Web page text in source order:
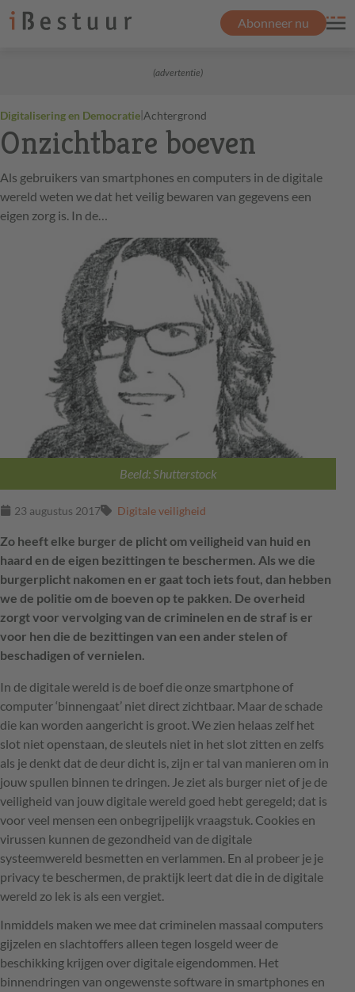
Abonneer nu
(advertentie)
Digitalisering en Democratie|Achtergrond
Onzichtbare boeven
Als gebruikers van smartphones en computers in de digitale
wereld weten we dat het veilig bewaren van gegevens een
eigen zorg is. In de…
Beeld: Shutterstock
23 augustus 2017 Digitale veiligheid
Zo heeft elke burger de plicht om veiligheid van huid en
haard en de eigen bezittingen te beschermen. Als we die
burgerplicht nakomen en er gaat toch iets fout, dan hebben
we de politie om de boeven op te pakken. De overheid
zorgt voor vervolging van de criminelen en de straf is er
voor hen die de bezittingen van een ander stelen of
beschadigen of vernielen.
In de digitale wereld is de boef die onze smartphone of
computer ‘binnengaat’ niet direct zichtbaar. Maar de schade
die kan worden aangericht is groot. We zien helaas zelf het
slot niet openstaan, de sleutels niet in het slot zitten en zelfs
als je denkt dat de deur dicht is, zijn er tal van manieren om in
jouw spullen binnen te dringen. Je ziet als burger niet of je de
veiligheid van jouw digitale wereld goed hebt geregeld; dat is
voor veel mensen een onbegrijpelijk vraagstuk. Cookies en
virussen kunnen de gezondheid van de digitale
systeemwereld besmetten en verlammen. En al probeer je je
privacy te beschermen, de praktijk leert dat die in de digitale
wereld zo lek is als een vergiet.
Inmiddels maken we mee dat criminelen massaal computers
gijzelen en slachtoffers alleen tegen losgeld weer de
beschikking krijgen over digitale eigendommen. Het
binnendringen van ongewenste software in smartphones en